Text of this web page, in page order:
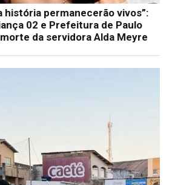
história permanecerão vivos”:
02 e Prefeitura de Paulo
da servidora Alda Meyre